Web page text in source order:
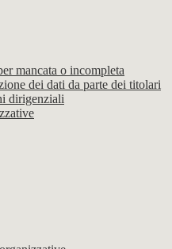
mancata o incompleta
dei dati da parte dei titolari
dirigenziali